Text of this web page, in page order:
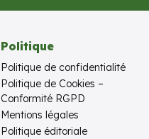
Politique
Politique de confidentialité
Politique de Cookies –
Conformité RGPD
Mentions légales
Politique éditoriale